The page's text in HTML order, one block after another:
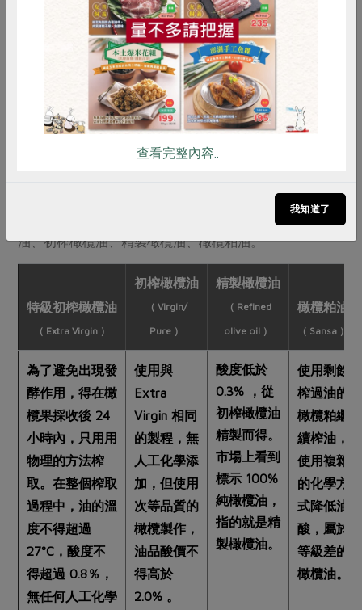
依照橄欖油製程方式的不同，可以分為：特級初榨橄欖
油、初榨橄欖油、精製橄欖油、橄欖粕油。
特級初榨橄欖油
（ Extra Virgin ）
初榨橄欖油
（ Virgin/
Pure ）
精製橄欖油
（ Refined
olive oil ）
橄欖粕油
（ Sansa ）
為了避免出現發
酵作用，得在橄
欖果採收後 24
小時內，只用用
物理的方法榨
取。在整個榨取
過程中，油的溫
度不得超過
27°C，酸度不
得超過 0.8％，
無任何人工化學
使用與
Extra
Virgin 相同
的製程，無
人工化學添
加，但使用
次等品質的
橄欖製作，
油品酸價不
得高於
2.0% 。
酸度低於
0.3% ，從
初榨橄欖油
精製而得。
市場上看到
標示 100%
純橄欖油，
指的就是精
製橄欖油。
使用剩餘
榨過油的
橄欖粕繼
續榨油，
使用複雜
的化學方
式降低油
酸，屬於
等級差的
橄欖油。
雞蛋 食安 共同購買
查看完整內容..
我知道了